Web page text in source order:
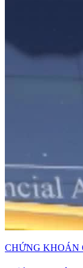
CHỨNG KHOÁN